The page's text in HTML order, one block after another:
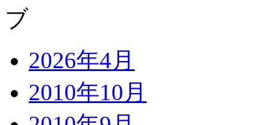
2026年4月
2010年10月